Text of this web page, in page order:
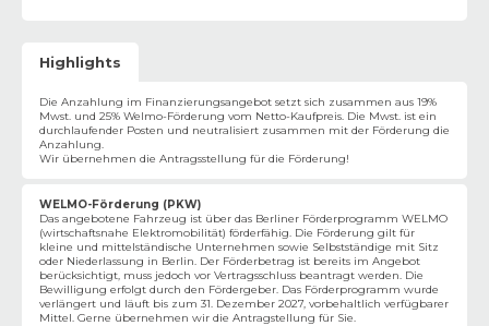
Highlights
Die Anzahlung im Finanzierungsangebot setzt sich zusammen aus 19%
Mwst. und 25% Welmo-Förderung vom Netto-Kaufpreis. Die Mwst. ist ein
durchlaufender Posten und neutralisiert zusammen mit der Förderung die
Anzahlung.
Wir übernehmen die Antragsstellung für die Förderung!
WELMO-Förderung (PKW)
Das angebotene Fahrzeug ist über das Berliner Förderprogramm WELMO
(wirtschaftsnahe Elektromobilität) förderfähig. Die Förderung gilt für
kleine und mittelständische Unternehmen sowie Selbstständige mit Sitz
oder Niederlassung in Berlin. Der Förderbetrag ist bereits im Angebot
berücksichtigt, muss jedoch vor Vertragsschluss beantragt werden. Die
Bewilligung erfolgt durch den Fördergeber. Das Förderprogramm wurde
verlängert und läuft bis zum 31. Dezember 2027, vorbehaltlich verfügbarer
Mittel. Gerne übernehmen wir die Antragstellung für Sie.